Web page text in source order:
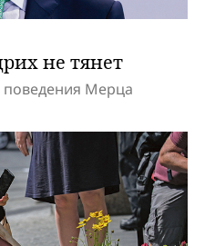
не тянет
поведения Мерца